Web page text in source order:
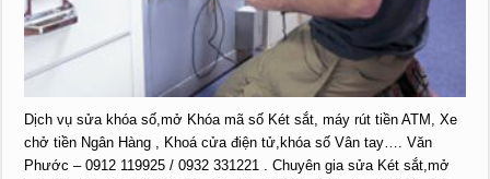
Dịch vụ sửa khóa số,mở Khóa mã số Két sắt, máy rút tiền ATM, Xe
chở tiền Ngân Hàng , Khoá cửa điện tử,khóa số Vân tay…. Văn
Phước – 0912 119925 / 0932 331221 . Chuyên gia sửa Két sắt,mở